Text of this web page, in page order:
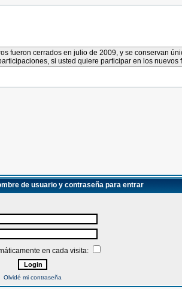
fueron cerrados en julio de 2009, y se conservan
si usted quiere participar en los nuevos
de usuario y contraseña para entrar
en cada visita:
Olvidé mi contraseña